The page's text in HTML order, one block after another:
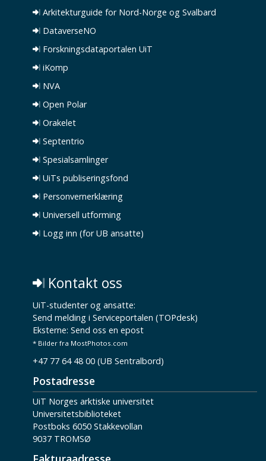
Arkitekturguide for Nord-Norge og Svalbard
DataverseNO
Forskningsdataportalen UiT
iKomp
NVA
Open Polar
Orakelet
Septentrio
Spesialsamlinger
UiTs publiseringsfond
Personvernerklæring
Universell utforming
Logg inn (for UB ansatte)
Kontakt oss
UiT-studenter og ansatte:
Send melding i Serviceportalen (TOPdesk)
Eksterne: Send oss en epost
* Bilder fra MostPhotos.com
+47 77 64 48 00 (UB Sentralbord)
Postadresse
UiT Norges arktiske universitet
Universitetsbiblioteket
Postboks 6050 Stakkevollan
9037 TROMSØ